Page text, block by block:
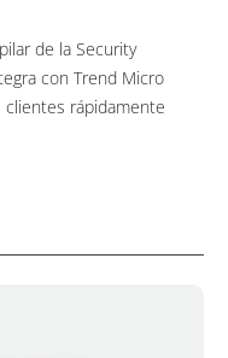
de la Security
con Trend Micro
rápidamente